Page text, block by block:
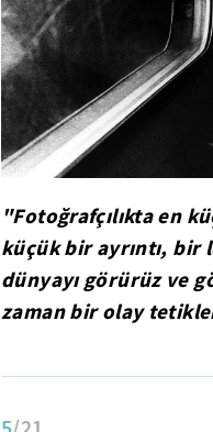
"Fotoğrafçılıkta en
küçük bir ayrıntı,
dünyayı görürüz ve
zaman bir olay